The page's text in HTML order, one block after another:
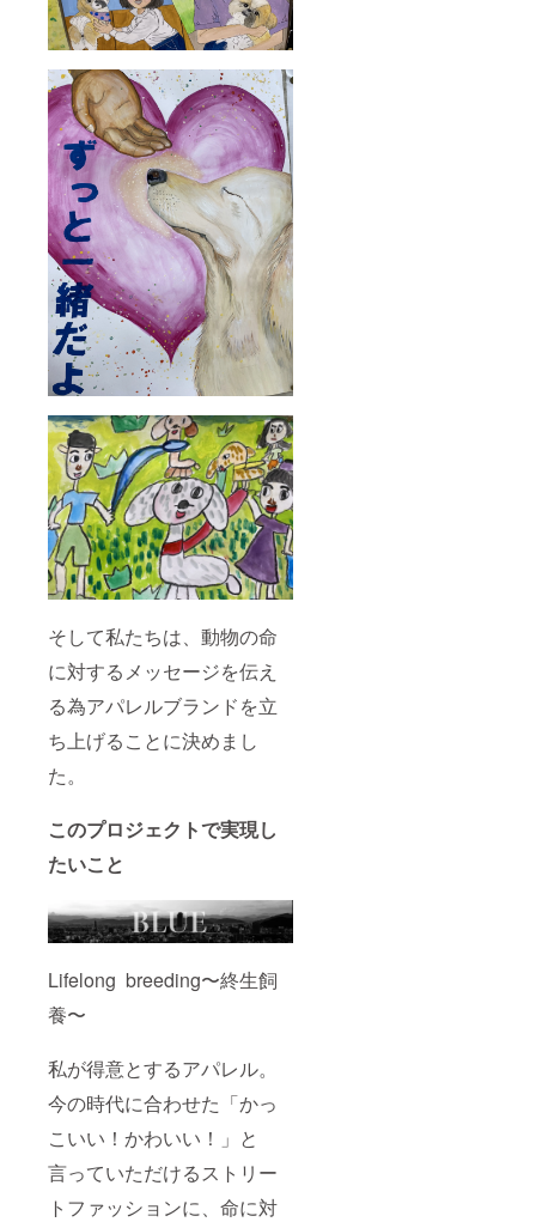
そして私たちは、動物の命
に対するメッセージを伝え
る為アパレルブランドを立
ち上げることに決めまし
た。
このプロジェクトで実現し
たいこと
Lifelong breeding〜終生飼
養〜
私が得意とするアパレル。
今の時代に合わせた「かっ
こいい！かわいい！」と
言っていただけるストリー
トファッションに、命に対